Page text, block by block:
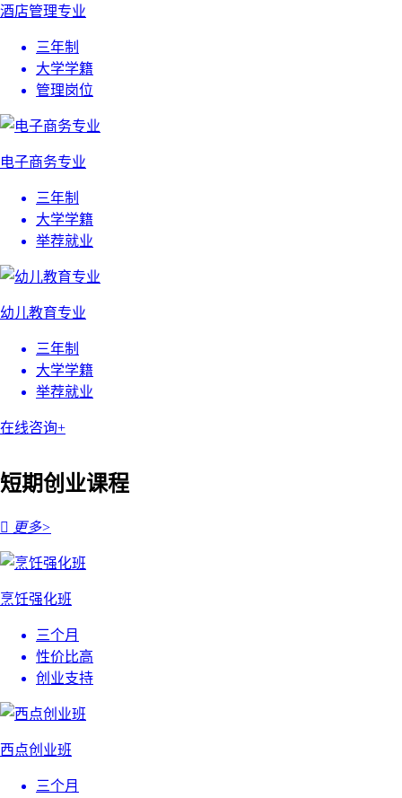
酒店管理专业
三年制
大学学籍
管理岗位
电子商务专业
三年制
大学学籍
举荐就业
幼儿教育专业
三年制
大学学籍
举荐就业
在线咨询+
短期创业课程
 更多>
烹饪强化班
三个月
性价比高
创业支持
西点创业班
三个月